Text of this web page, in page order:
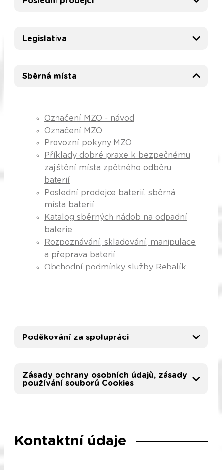
Legislativa
Sběrná místa
Označení MZO - návod
Označení MZO
Provozní pokyny MZO
Příklady dobré praxe k bezpečnému
zajištění místa zpětného odběru
baterií
Poslední prodejce baterií, sběrná
místa baterií
Katalog sběrných nádob na odpadní
baterie
Rozpoznávání, skladování, manipulace
a přeprava baterií
Obchodní podmínky služby Rebalík
Poděkování za spolupráci
Zásady ochrany osobních údajů, zásady
používání souborů Cookies
Kontaktní údaje